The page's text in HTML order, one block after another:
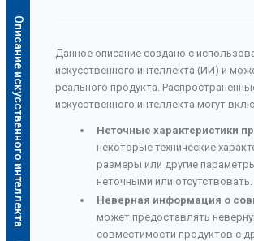
Описание искусственного интеллекта
Данное описание создано с
искусственного интеллекта (ИИ) и
реального продукта.
искусственного интеллекта могут
Неточные характеристики
некоторые технические
размеры или другие
неточными или отсутствовать.
Неверная информация о
может предоставлять
совместимости продуктов с